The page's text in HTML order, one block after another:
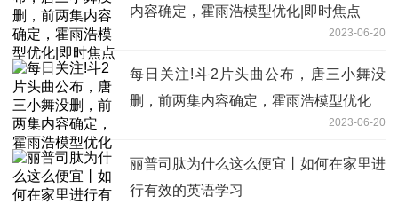
内容确定，霍雨浩模型优化|即时焦点
2023-06-20
每日关注!斗2片头曲公布，唐三小舞没
删，前两集内容确定，霍雨浩模型优化
2023-06-20
丽普司肽为什么这么便宜丨如何在家里进
行有效的英语学习